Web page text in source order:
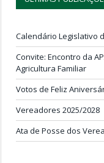
Calendário Legislativo
Convite: Encontro da
Agricultura Familiar
Votos de Feliz
Vereadores 2025/2028
Ata de Posse dos